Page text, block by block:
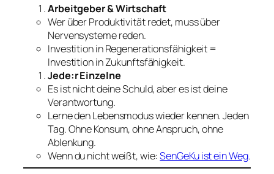
Arbeitgeber & Wirtschaft
Wer über Produktivität redet, muss über
Nervensysteme reden.
Investition in Regenerationsfähigkeit =
Investition in Zukunftsfähigkeit.
Jede:r Einzelne
Es ist nicht deine Schuld, aber es ist deine
Verantwortung.
Lerne den Lebensmodus wieder kennen. Jeden
Tag. Ohne Konsum, ohne Anspruch, ohne
Ablenkung.
Wenn du nicht weißt, wie:SenGeKu ist ein Weg.